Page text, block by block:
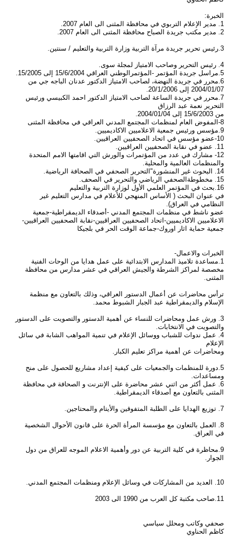
الخبرة:
1. مدير الإعلام التربوي في محافظة المثنى الى العام 2007.
2. مدير مكتب جريدة الصباح محافظة المثنى الى العام 2007.
3.رئيس تحرير جريدة مرآة التربية وزارة التربية والتعليم / سنتين.
4. رئيس التحرير وصاحب الامتياز لمجلة سوى.
5.مراسل جريدة المؤتمر -المؤتمرالوطني العراقي 15/6/2004 إلى 15/2005.
6.محرر في جريدة النهضة، لصاحب الامتياز الدكتور عدنان الباجه جي من
2004/01/07 إلى 20/1/2006.
7.محرر في جريدة الساعة لصاحب الامتياز الدكتور احمد الكبيسي ورئيس
التحرير نعمة عبد الرزاق
من 15/6/2003 إلى 2004/01/04.
8-المفوض العام لمنظمات المجتمع المدني العراقي في محافظة المثنى
9.مؤسس ورئيس جمعية الاعلاميين الاكاديميين.
10-عضو مؤسس في اتحاد الصحفيين العراقيين.
11. عضو في نقابة الصحفيين العراقيين.
12- مشارك في عدد من المؤتمرات والورش التي اقامتها الامم المتحدة
والمنظمات العالمية والمحلية.
14. البحوث غير المنشورة"التحرير الصحفي في الصحافة الرياضية.
15. مخطوطةالصحفي الرياضي والتحرير في الصحف.
16.بحث في المؤتمر العلمي الأول لوزارة التربية والتعليم
في عنوان البحث ( الأساس المنهجي للأعلام في مدارس التعليم غير
النظامي في العراق).
عضو ناشط في منظمات المجتمع المدني -أصدقاء الديمقراطية-جمعية
الاعلاميين الاكاديميين-اتحاد الصحفيين العراقيين-نقابة الصحفيين العراقيين-
جمعية حماية اثار اوروك-جماعة الوقت الحر في بلجيكا
الخبرات والاعمال-
1.مساعدة تلاميذ المدارس الابتدائية على عمل هدايا من الوحات الفنية
مخصصة لمراكز الشرطة والجيش العراقي في عشر مدارس من محافظة
المثنى.
ترأس محاضرات عن أعمال الدستور العراقي، وذلك بالتعاون مع منظمة
الإسلام والديمقراطية عبد الجبار الشبوط محمد.
3. ورش عمل ومحاضرات للنساء عن أهمية الدستور والتصويت على الدستور
والتصويت في الانتخابات.
4. عمل ندوات للشباب ووسائل الإعلام في تنمية المواهب الشابة في سائل
الإعلام
ومحاضرات عن أهمية مراكز تعليم الكبار.
5.دورة للمنظمات والجمعيات على كيفية إعداد مشاريع للحصول على منح
ومساعدات.
6. عمل أكثر من اثني عشر محاضرة على الإنترنت و الصحافة في محافظة
المثنى بالتعاون مع أصدقاء الديمقراطية.
7. توزيع الهدايا على الطلبة المتفوقين والأيتام والمحتاجين.
8. العمل بالتعاون مع مؤسسة المرأة الحرة على قانون الأحوال الشخصية
في العراق.
9.محاظرة في كلية التربية عن دور وأهمية الاعلام الموجه للعراق من دول
الجوار.
10. العديد من المشاركات في وسائل الإعلام ومنظمات المجتمع المدني.
11.صاحب مكتبة كل العرب من 1990 الى 2003
صحفي وكاتب ومحلل سياسي
كاظم الحناوي